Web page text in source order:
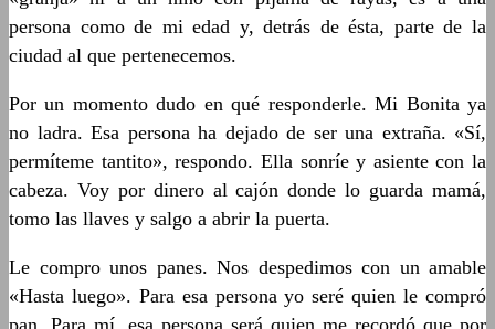
persona como de mi edad y, detrás de ésta, parte de la
ciudad al que pertenecemos.
Por un momento dudo en qué responderle. Mi Bonita ya
no ladra. Esa persona ha dejado de ser una extraña. «Sí,
permíteme tantito», respondo. Ella sonríe y asiente con la
cabeza. Voy por dinero al cajón donde lo guarda mamá,
tomo las llaves y salgo a abrir la puerta.
Le compro unos panes. Nos despedimos con un amable
«Hasta luego». Para esa persona yo seré quien le compró
pan. Para mí, esa persona será quien me recordó que por